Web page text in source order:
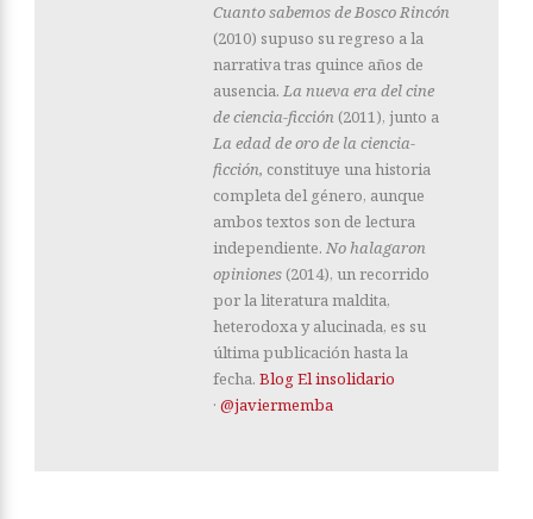
Cuanto sabemos de Bosco Rincón
(2010) supuso su regreso a la
narrativa tras quince años de
ausencia. La nueva era del cine
de ciencia-ficción (2011), junto a
La edad de oro de la ciencia-
ficción, constituye una historia
completa del género, aunque
ambos textos son de lectura
independiente. No halagaron
opiniones (2014), un recorrido
por la literatura maldita,
heterodoxa y alucinada, es su
última publicación hasta la
fecha. Blog El insolidario
· @javiermemba